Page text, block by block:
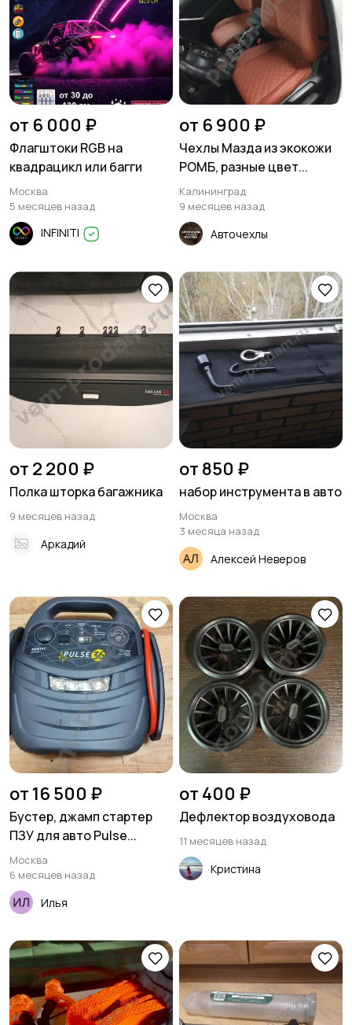
от 6 000 ₽
Флагштоки RGB на
квадрацикл или багги
Москва
5 месяцев назад
INFINITI
от 6 900 ₽
Чехлы Мазда из экокожи
РОМБ, разные цвет...
Калининград
9 месяцев назад
Авточехлы
от 2 200 ₽
Полка шторка багажника
9 месяцев назад
Аркадий
от 850 ₽
набор инструмента в авто
Москва
3 месяца назад
Алексей Неверов
от 16 500 ₽
Бустер, джамп стартер
ПЗУ для авто Pulse...
Москва
6 месяцев назад
Илья
от 400 ₽
Дефлектор воздуховода
11 месяцев назад
Кристина